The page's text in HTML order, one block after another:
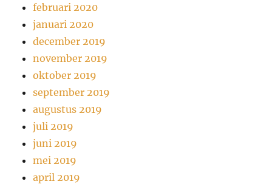
februari 2020
januari 2020
december 2019
november 2019
oktober 2019
september 2019
augustus 2019
juli 2019
juni 2019
mei 2019
april 2019